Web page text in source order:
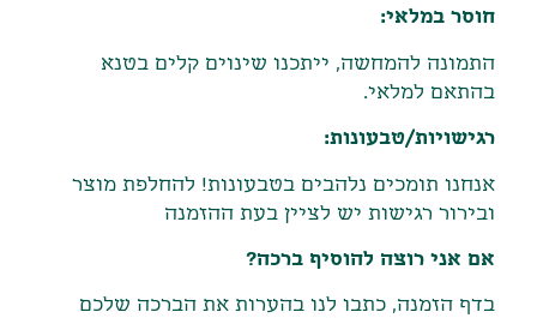
חוסר במלאי:
התמונה להמחשה, ייתכנו שינוים קלים בטנא
בהתאם למלאי.
רגישויות/טבעונות:
אנחנו תומכים נלהבים בטבעונות! להחלפת מוצר
ובירור רגישות יש לציין בעת ההזמנה
אם אני רוצה להוסיף ברכה?
בדף הזמנה, כתבו לנו בהערות את הברכה שלכם